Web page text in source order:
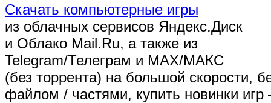
Скачать компьютерные игры
из облачных сервисов Яндекс.Диск
и Облако Mail.Ru, а также из
Telegram/Телеграм и MAX/МАКС
(без торрента) на большой скорости,
файлом / частями, купить новинки